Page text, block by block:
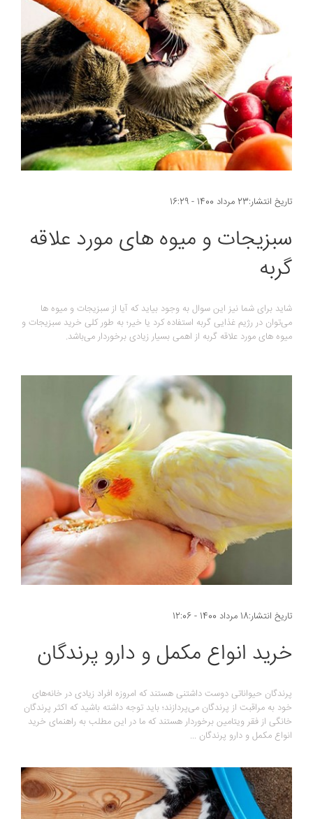
تاریخ انتشار:23 مرداد 1400 - 16:29
سبزیجات و میوه های مورد علاقه
گربه
شاید برای شما نیز این سوال به وجود بیاید که آیا از سبزیجات و میوه ها
می‌توان در رژیم غذایی گربه استفاده کرد یا خیر؛ به طور کلی خرید سبزیجات و
میوه های مورد علاقه گربه از اهمی بسیار زیادی برخوردار می‌باشد.
تاریخ انتشار:18 مرداد 1400 - 12:06
خرید انواع مکمل و دارو پرندگان
پرندگان حیواناتی دوست داشتنی هستند که امروزه افراد زیادی در خانه‌های
خود به مراقبت از پرندگان می‌پردازند؛ باید توجه داشته باشید که اکثر پرندگان
خانگی از فقر ویتامین برخوردار هستند که ما در این مطلب به راهنمای خرید
انواع مکمل و دارو پرندگان ...